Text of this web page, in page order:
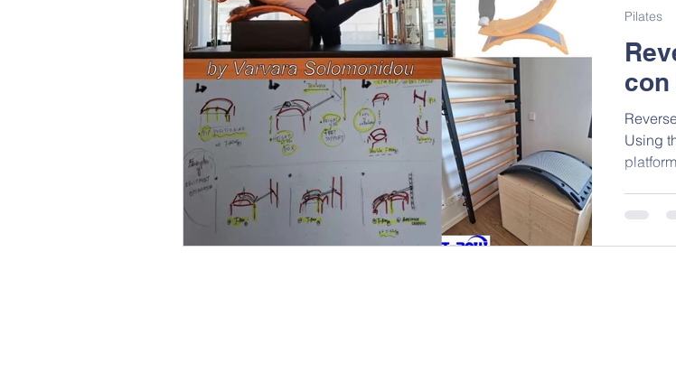
Salud Health Fitness Wellness Elderly Health Fitness Wellness
Sport Specific Preparations Jumpplus and T-Bow T-Box®
Science
con
Using
Pilates